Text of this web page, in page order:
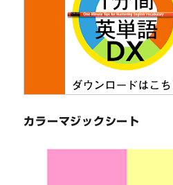
カラーマジックシート